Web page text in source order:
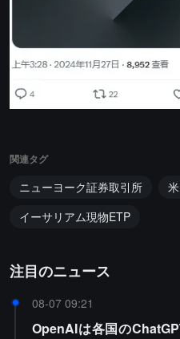
関連タグ
ニューヨーク証券取引所
イーサリアム現物ETP
注目のニュース
08-07 09:21
OpenAIは各国の